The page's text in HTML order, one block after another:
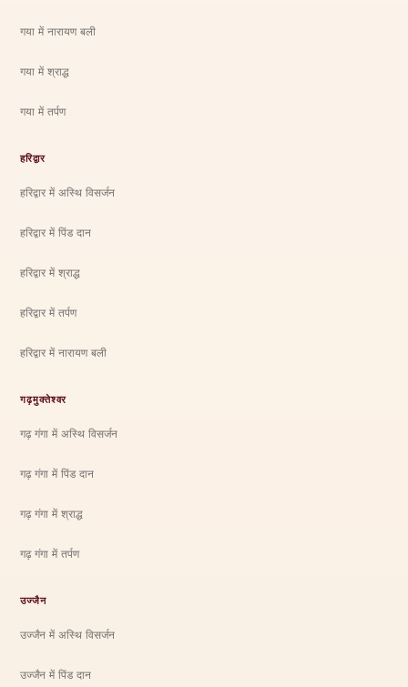
गया में नारायण बली
गया में श्राद्ध
गया में तर्पण
हरिद्वार
हरिद्वार में अस्थि विसर्जन
हरिद्वार में पिंड दान
हरिद्वार में श्राद्ध
हरिद्वार में तर्पण
हरिद्वार में नारायण बली
गढ़मुक्तेश्वर
गढ़ गंगा में अस्थि विसर्जन
गढ़ गंगा में पिंड दान
गढ़ गंगा में श्राद्ध
गढ़ गंगा में तर्पण
उज्जैन
उज्जैन में अस्थि विसर्जन
उज्जैन में पिंड दान